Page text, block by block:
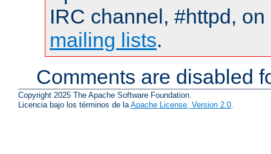
IRC channel, #httpd,
mailing lists.
Comments are disabled
Copyright 2025 The Apache Software Foundation.
Licencia bajo los términos de laApache License, Version 2.0.